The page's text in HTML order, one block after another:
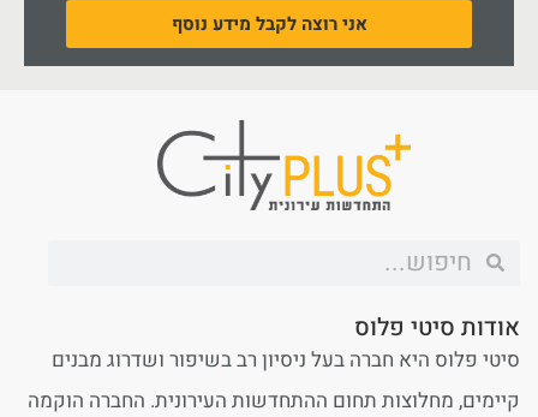
אני רוצה לקבל מידע נוסף
אודות סיטי פלוס
סיטי פלוס היא חברה בעל ניסיון רב בשיפור ושדרוג מבנים
קיימים, מחלוצות תחום ההתחדשות העירונית. החברה הוקמה